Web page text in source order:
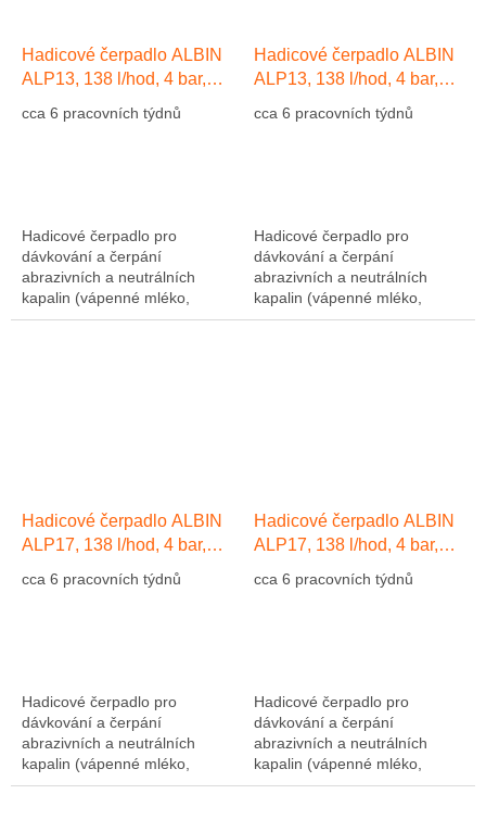
Hadicové čerpadlo ALBIN
ALP13, 138 l/hod, 4 bar,
cca 6 pracovních týdnů
Hadicové čerpadlo pro
dávkování a čerpání
abrazivních a neutrálních
kapalin (vápenné mléko,
abrazivní kaly, atd....). Výkon
Hadicové čerpadlo ALBIN
ALP13, 138 l/hod, 4 bar,
hadice Přírodní kaučuk NR
cca 6 pracovních týdnů
Hadicové čerpadlo pro
dávkování a čerpání
abrazivních a neutrálních
kapalin (vápenné mléko,
abrazivní kaly, atd....). Výkon
Hadicové čerpadlo ALBIN
ALP17, 138 l/hod, 4 bar,
cca 6 pracovních týdnů
Hadicové čerpadlo pro
dávkování a čerpání
abrazivních a neutrálních
kapalin (vápenné mléko,
abrazivní kaly, atd....). Výkon
Hadicové čerpadlo ALBIN
ALP17, 138 l/hod, 4 bar,
hadice Přírodní kaučuk NR
cca 6 pracovních týdnů
Hadicové čerpadlo pro
dávkování a čerpání
abrazivních a neutrálních
kapalin (vápenné mléko,
abrazivní kaly, atd....). Výkon